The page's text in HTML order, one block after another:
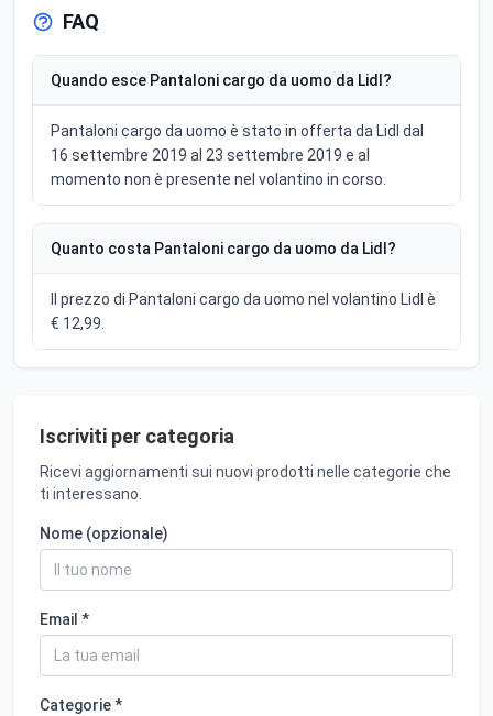
FAQ
Quando esce Pantaloni cargo da uomo da Lidl?
Pantaloni cargo da uomo è stato in offerta da Lidl dal
16 settembre 2019 al 23 settembre 2019 e al
momento non è presente nel volantino in corso.
Quanto costa Pantaloni cargo da uomo da Lidl?
Il prezzo di Pantaloni cargo da uomo nel volantino Lidl è
€ 12,99.
Iscriviti per categoria
Ricevi aggiornamenti sui nuovi prodotti nelle categorie che
ti interessano.
Nome (opzionale)
Email *
Categorie *